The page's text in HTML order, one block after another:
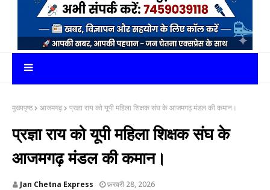
मुख्यपृष्ठ आजमगढ़ प्रज्ञा राय को यूपी महिला शिक्षक संघ के आजमगढ़ मंडल की कमान।
प्रज्ञा राय को यूपी महिला शिक्षक संघ के
आजमगढ़ मंडल की कमान।
Jan Chetna Express फ़रवरी 28, 2026